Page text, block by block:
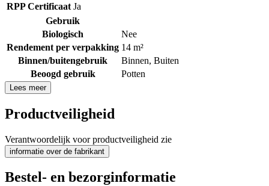
RPP Certificaat Ja
Gebruik
Biologisch
Nee
Rendement per verpakking 14 m²
Binnen/buitengebruik
Binnen, Buiten
Beoogd gebruik
Potten
Lees meer
Productveiligheid
Verantwoordelijk voor productveiligheid zie
informatie over de fabrikant
Bestel- en bezorginformatie